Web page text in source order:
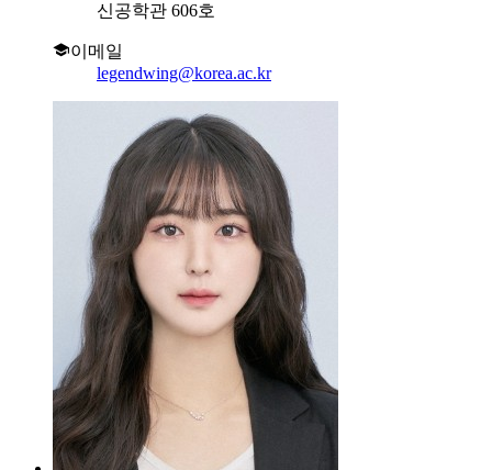
신공학관 606호
이메일
legendwing@korea.ac.kr